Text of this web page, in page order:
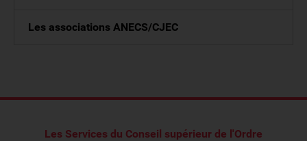
Les associations ANECS/CJEC
Les Services du Conseil supérieur de l'Ordre